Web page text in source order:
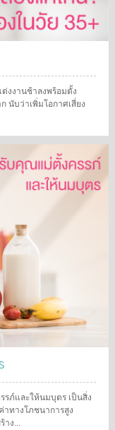
งานช้าลงพร้อมตั้ง
นับว่าเพิ่มโอกาศเสี่ยง
ภ์และให้นมบุตร เป็นสิ่ง
ทางโภชนาการสูง
ง...